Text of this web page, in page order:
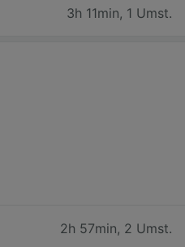
3h 11min, 1 Umst.
2h 57min, 2 Umst.